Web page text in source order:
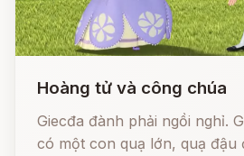
Hoàng tử và công chúa
Giecđa đành phải ngồi nghỉ.
có một con quạ lớn, quạ đậu